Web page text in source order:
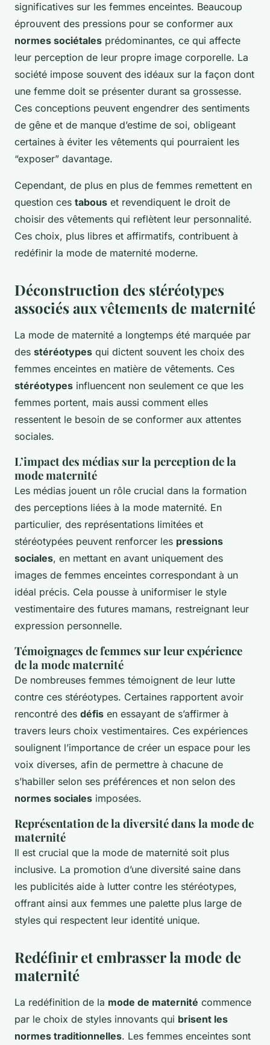
significatives sur les femmes enceintes. Beaucoup
éprouvent des pressions pour se conformer aux
normes sociétales prédominantes, ce qui affecte
leur perception de leur propre image corporelle. La
société impose souvent des idéaux sur la façon dont
une femme doit se présenter durant sa grossesse.
Ces conceptions peuvent engendrer des sentiments
de gêne et de manque d’estime de soi, obligeant
certaines à éviter les vêtements qui pourraient les
“exposer” davantage.
Cependant, de plus en plus de femmes remettent en
question ces tabous et revendiquent le droit de
choisir des vêtements qui reflètent leur personnalité.
Ces choix, plus libres et affirmatifs, contribuent à
redéfinir la mode de maternité moderne.
Déconstruction des stéréotypes
associés aux vêtements de maternité
La mode de maternité a longtemps été marquée par
des stéréotypes qui dictent souvent les choix des
femmes enceintes en matière de vêtements. Ces
stéréotypes influencent non seulement ce que les
femmes portent, mais aussi comment elles
ressentent le besoin de se conformer aux attentes
sociales.
L’impact des médias sur la perception de la
mode maternité
Les médias jouent un rôle crucial dans la formation
des perceptions liées à la mode maternité. En
particulier, des représentations limitées et
stéréotypées peuvent renforcer les pressions
sociales, en mettant en avant uniquement des
images de femmes enceintes correspondant à un
idéal précis. Cela pousse à uniformiser le style
vestimentaire des futures mamans, restreignant leur
expression personnelle.
Témoignages de femmes sur leur expérience
de la mode maternité
De nombreuses femmes témoignent de leur lutte
contre ces stéréotypes. Certaines rapportent avoir
rencontré des défis en essayant de s’affirmer à
travers leurs choix vestimentaires. Ces expériences
soulignent l’importance de créer un espace pour les
voix diverses, afin de permettre à chacune de
s’habiller selon ses préférences et non selon des
normes sociales imposées.
Représentation de la diversité dans la mode de
maternité
Il est crucial que la mode de maternité soit plus
inclusive. La promotion d’une diversité saine dans
les publicités aide à lutter contre les stéréotypes,
offrant ainsi aux femmes une palette plus large de
styles qui respectent leur identité unique.
Redéfinir et embrasser la mode de
maternité
La redéfinition de la mode de maternité commence
par le choix de styles innovants qui brisent les
normes traditionnelles. Les femmes enceintes sont